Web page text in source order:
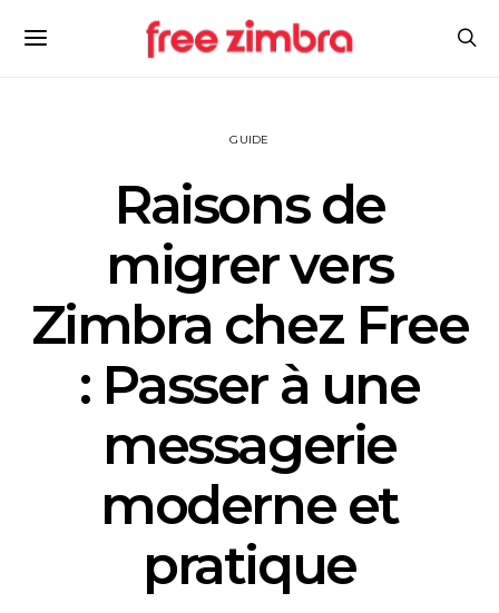
GUIDE
Raisons de
migrer vers
Zimbra chez Free
: Passer à une
messagerie
moderne et
pratique